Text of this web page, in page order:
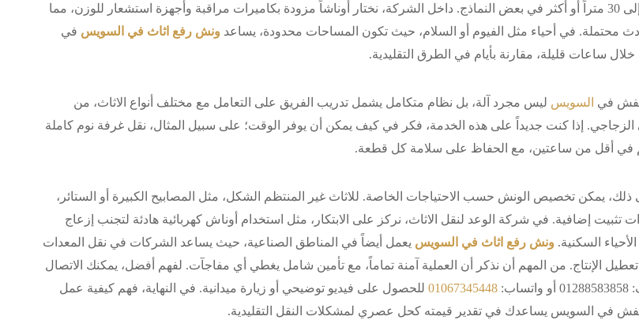
يصل طوله إلى 30 متراً أو أكثر في بعض النماذج. داخل الشركة، نختار أوناشاً مزودة بكاميرات مراقبة وأجهزة استشعار للوزن، مما
محتملة. في أحياء مثل الفيوم أو السلام، حيث تكون المساحات محدودة، يساعد ونش رفع اثاث في السويس في
خلال ساعات قليلة، مقارنة بأيام في الطرق التقليدية.
في السويس ليس مجرد آلة، بل نظام متكامل يشمل تدريب الفريق على التعامل مع مختلف أنواع الاثاث، من
الزجاجي. إذا كنت جديداً على هذه الخدمة، فكر في كيف يمكن أن يوفر الوقت؛ على سبيل المثال، نقل غرفة نوم كاملة
في أقل من ساعتين، مع الحفاظ على سلامة كل قطعة.
ذلك، يمكن تخصيص الونش حسب الاحتياجات الخاصة. للاثاث غير المنتظم الشكل، مثل المصابيح الكبيرة أو الستائر،
تثبيت إضافية. في شركة الوعد لنقل الاثاث، نركز على الابتكار، مثل استخدام أوناش كهربائية هادئة لتجنب إزعاج
السكنية. ونش رفع اثاث في السويس يعمل أيضاً في المناطق الصناعية، حيث يساعد الشركات في نقل المعدات
تعطيل الإنتاج. من المهم أن نذكر أن العملية آمنة تماماً، مع تأمين شامل يغطي أي مفاجآت. لفهم أفضل، يمكنك الاتصال
01067345448 للحصول على فيديو توضيحي أو زيارة ميدانية. في النهاية، فهم كيفية عمل
في السويس يساعدك في تقدير قيمته كحل عصري لمشكلات النقل التقليدية.